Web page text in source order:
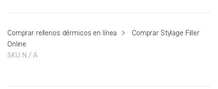
Comprar rellenos dérmicos en línea >
Comprar Stylage Filler
Online
SKU: N / A